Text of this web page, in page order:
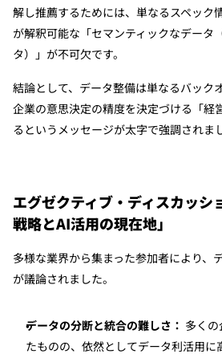
解し推薦するためには、単なるスペック
が解釈可能な「セマンティックなデータ
タ）」が不可欠です。
結論として、データ整備は単なるバック
企業の意思決定の精度を決定づける「経
るというメッセージが太字で強調されま
エグゼクティブ・ディスカッシ
戦略とAI活用の現在地」
多様な業界から集まった参加者により、
が議論されました。
データの分断と統合の難しさ： 多く
たものの、依然としてデータ利活用に